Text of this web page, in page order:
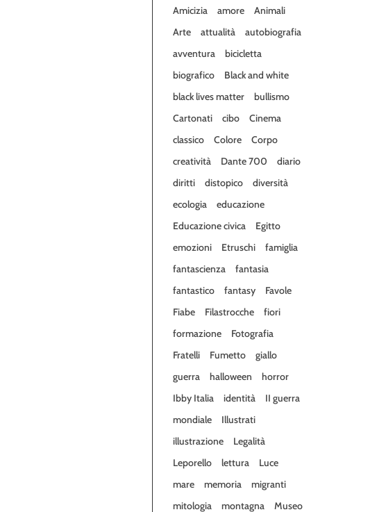
Amicizia
amore
Animali
Arte
attualità
autobiografia
avventura
bicicletta
biografico
Black and white
black lives matter
bullismo
Cartonati
cibo
Cinema
classico
Colore
Corpo
creatività
Dante 700
diario
diritti
distopico
diversità
ecologia
educazione
Educazione civica
Egitto
emozioni
Etruschi
famiglia
fantascienza
fantasia
fantastico
fantasy
Favole
Fiabe
Filastrocche
fiori
formazione
Fotografia
Fratelli
Fumetto
giallo
guerra
halloween
horror
Ibby Italia
identità
II guerra
mondiale
Illustrati
illustrazione
Legalità
Leporello
lettura
Luce
mare
memoria
migranti
mitologia
montagna
Museo